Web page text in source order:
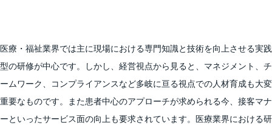
医療・福祉業界では主に現場における専門知識と技術を向上させる実践
型の研修が中心です。しかし、経営視点から見ると、マネジメント、チ
ームワーク、コンプライアンスなど多岐に亘る視点での人材育成も大変
重要なものです。また患者中心のアプローチが求められる今、接客マナ
ーといったサービス面の向上も要求されています。医療業界における研